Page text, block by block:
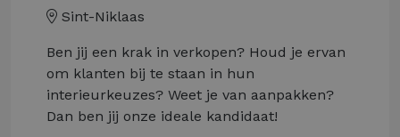
Sint-Niklaas
Ben jij een krak in verkopen? Houd je ervan
om klanten bij te staan in hun
interieurkeuzes? Weet je van aanpakken?
Dan ben jij onze ideale kandidaat!